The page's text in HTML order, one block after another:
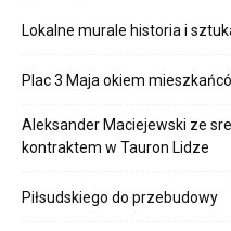
Lokalne murale historia i
Plac 3 Maja okiem
Aleksander Maciejewski ze
kontraktem w Tauron Lidze
Piłsudskiego do przebudowy